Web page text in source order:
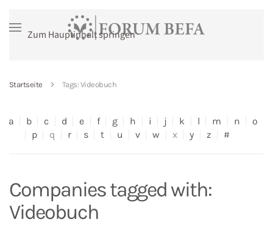
Zum Hauptinhalt springen
Startseite Tags: Videobuch
a b c d e f g h i j k l m n
o
p
q r s t u v w x y z #
Companies tagged with:
Videobuch